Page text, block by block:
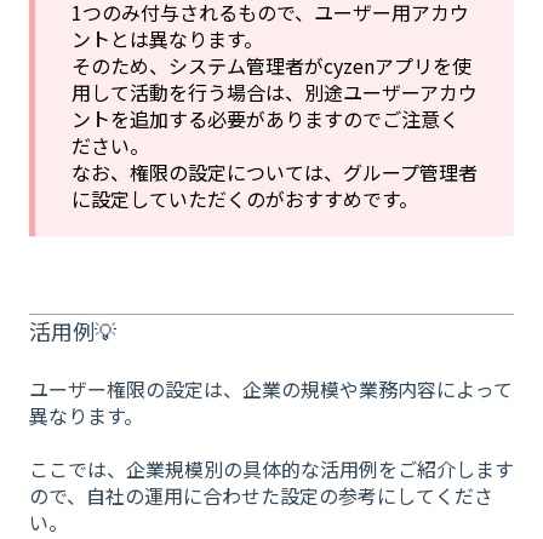
1つのみ付与されるもので、ユーザー用アカウ
ントとは異なります。
そのため、システム管理者がcyzenアプリを使
用して活動を行う場合は、別途ユーザーアカウ
ントを追加する必要がありますのでご注意く
ださい。
なお、権限の設定については、グループ管理者
に設定していただくのがおすすめです。
活用例💡
ユーザー権限の設定は、企業の規模や業務内容によって
異なります。
ここでは、企業規模別の具体的な活用例をご紹介します
ので、自社の運用に合わせた設定の参考にしてくださ
い。